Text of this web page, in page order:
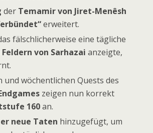
der Temamir von Jiret-Menêsh
erweitert.
fälschlicherweise eine tägliche
Feldern von Sarhazai anzeigte,
und wöchentlichen Quests des
zeigen nun korrekt
160an.
neue Taten hinzugefügt, um